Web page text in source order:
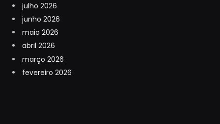
julho 2026
junho 2026
maio 2026
abril 2026
março 2026
fevereiro 2026